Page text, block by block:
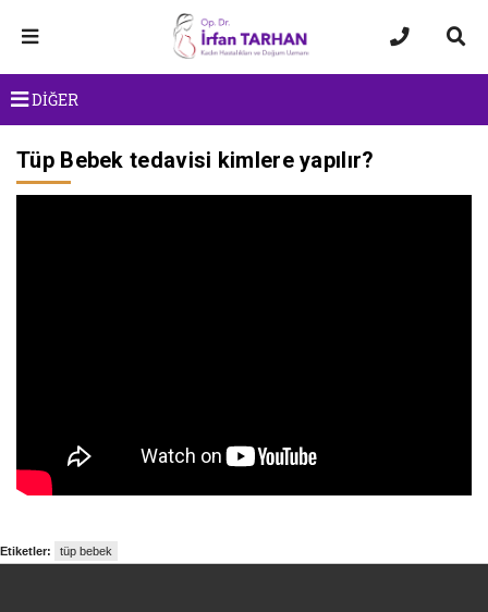
DİĞER
Tüp Bebek tedavisi kimlere yapılır?
Etiketler: tüp bebek